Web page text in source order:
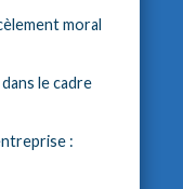
moral
le cadre
: